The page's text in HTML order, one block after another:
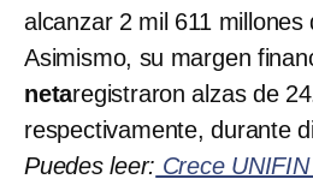
alcanzar 2 mil 611 millones
Asimismo, su margen
netaregistraron alzas de
respectivamente, durante
Puedes leer: Crece